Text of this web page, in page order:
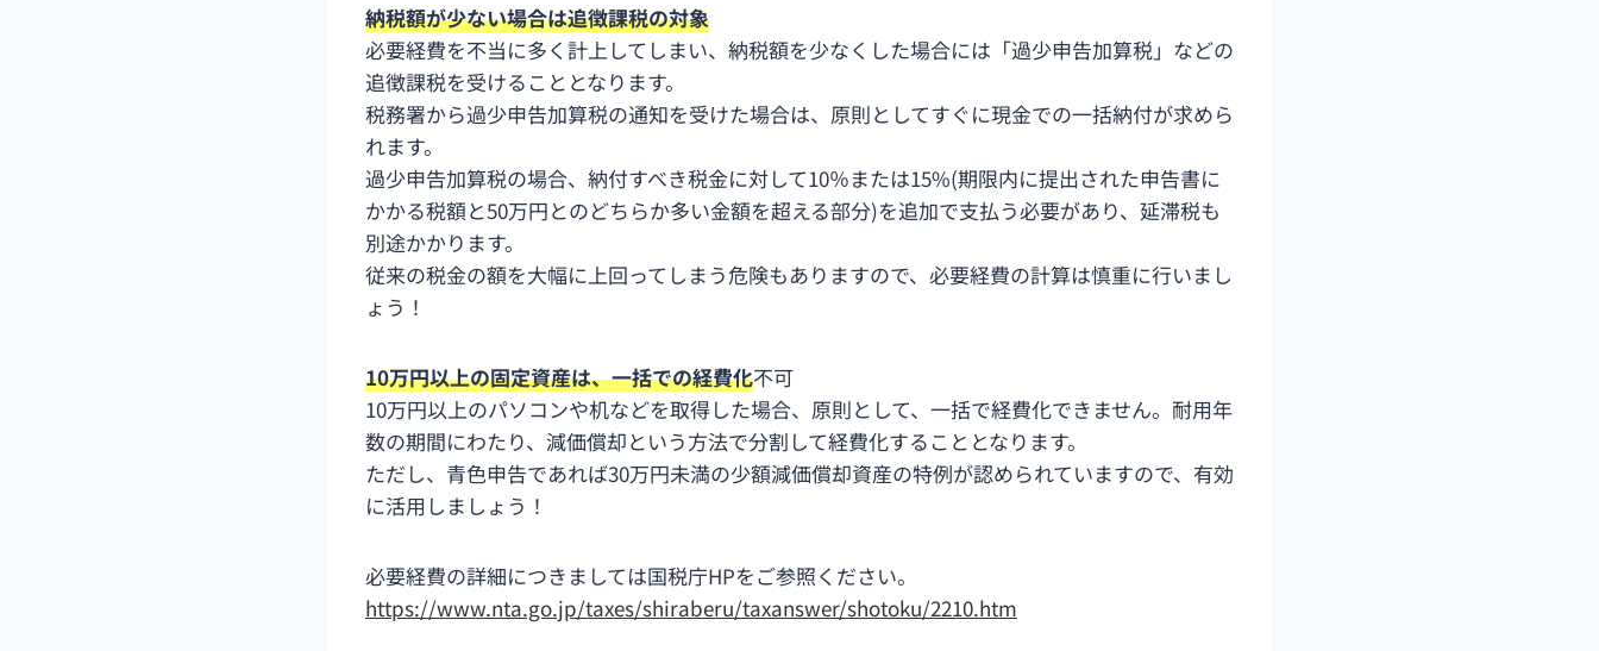
納税額が少ない場合は追徴課税の対象
必要経費を不当に多く計上してしまい、納税額を少なくした場合には「過少申告加算税」などの
追徴課税を受けることとなります。
税務署から過少申告加算税の通知を受けた場合は、原則としてすぐに現金での一括納付が求めら
れます。
過少申告加算税の場合、納付すべき税金に対して10％または15%(期限内に提出された申告書に
かかる税額と50万円とのどちらか多い金額を超える部分)を追加で支払う必要があり、延滞税も
別途かかります。
従来の税金の額を大幅に上回ってしまう危険もありますので、必要経費の計算は慎重に行いまし
ょう！
10万円以上の固定資産は、一括での経費化不可
10万円以上のパソコンや机などを取得した場合、原則として、一括で経費化できません。耐用年
数の期間にわたり、減価償却という方法で分割して経費化することとなります。
ただし、青色申告であれば30万円未満の少額減価償却資産の特例が認められていますので、有効
に活用しましょう！
必要経費の詳細につきましては国税庁HPをご参照ください。
https://www.nta.go.jp/taxes/shiraberu/taxanswer/shotoku/2210.htm